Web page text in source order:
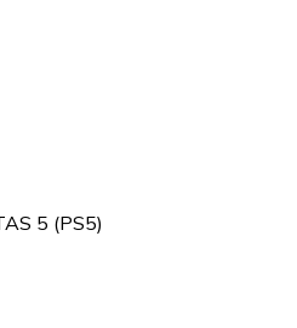
5 (PS5)